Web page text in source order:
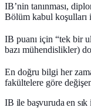
IB’nin tanınması,
Bölüm kabul koşulları
IB puanı için “tek bir
bazı mühendislikler)
En doğru bilgi her
fakültelere göre
IB ile başvuruda en sık